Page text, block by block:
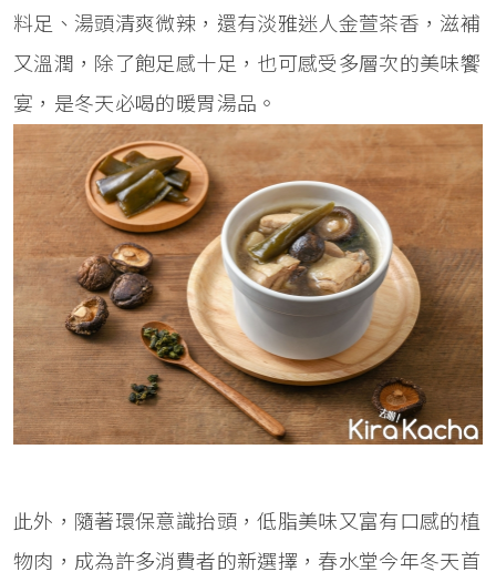
料足、湯頭清爽微辣，還有淡雅迷人金萱茶香，滋補
又溫潤，除了飽足感十足，也可感受多層次的美味饗
宴，是冬天必喝的暖胃湯品。
此外，隨著環保意識抬頭，低脂美味又富有口感的植
物肉，成為許多消費者的新選擇，春水堂今年冬天首